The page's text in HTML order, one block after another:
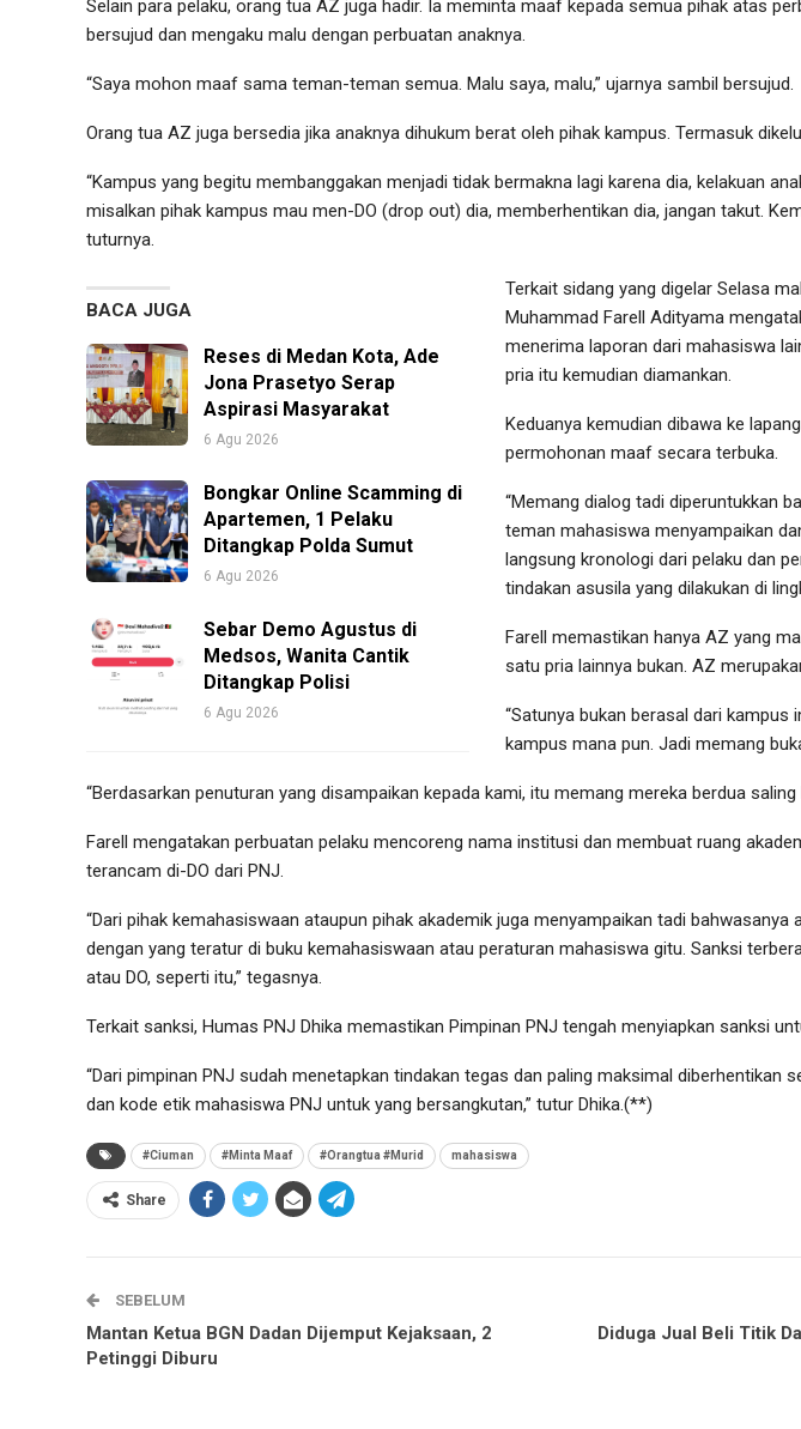
Selain para pelaku, orang tua AZ juga hadir. Ia meminta maaf kepada semua pihak atas
bersujud dan mengaku malu dengan perbuatan anaknya.
“Saya mohon maaf sama teman-teman semua. Malu saya, malu,” ujarnya sambil bersujud.
Orang tua AZ juga bersedia jika anaknya dihukum berat oleh pihak kampus. Termasuk
“Kampus yang begitu membanggakan menjadi tidak bermakna lagi karena dia, kelakuan
misalkan pihak kampus mau men-DO (drop out) dia, memberhentikan dia, jangan takut.
tuturnya.
BACA JUGA
Reses di Medan Kota, Ade
Jona Prasetyo Serap
Aspirasi Masyarakat
6 Agu 2026
Bongkar Online Scamming di
Apartemen, 1 Pelaku
Ditangkap Polda Sumut
6 Agu 2026
Sebar Demo Agustus di
Medsos, Wanita Cantik
Ditangkap Polisi
6 Agu 2026
Terkait sidang yang digelar Selasa
Muhammad Farell Adityama
menerima laporan dari mahasiswa
pria itu kemudian diamankan.
Keduanya kemudian dibawa ke
permohonan maaf secara terbuka.
“Memang dialog tadi diperuntukkan
teman mahasiswa menyampaikan
langsung kronologi dari pelaku dan
tindakan asusila yang dilakukan di
Farell memastikan hanya AZ yang
satu pria lainnya bukan. AZ
“Satunya bukan berasal dari kampus
kampus mana pun. Jadi memang
“Berdasarkan penuturan yang disampaikan kepada kami, itu memang mereka berdua saling
Farell mengatakan perbuatan pelaku mencoreng nama institusi dan membuat ruang
terancam di-DO dari PNJ.
“Dari pihak kemahasiswaan ataupun pihak akademik juga menyampaikan tadi bahwasanya
dengan yang teratur di buku kemahasiswaan atau peraturan mahasiswa gitu. Sanksi
atau DO, seperti itu,” tegasnya.
Terkait sanksi, Humas PNJ Dhika memastikan Pimpinan PNJ tengah menyiapkan sanksi
“Dari pimpinan PNJ sudah menetapkan tindakan tegas dan paling maksimal diberhentikan
dan kode etik mahasiswa PNJ untuk yang bersangkutan,” tutur Dhika.(**)
#Ciuman #Minta Maaf #Orangtua #Murid mahasiswa
Share
SEBELUM
Mantan Ketua BGN Dadan Dijemput Kejaksaan, 2
Petinggi Diburu
Diduga Jual Beli Titik